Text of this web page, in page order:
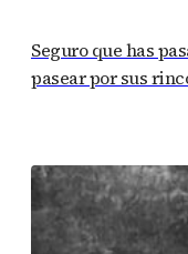
Seguro que has
pasear por sus